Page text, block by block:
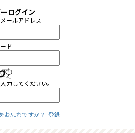
ログイン
ールアドレス
ド
力してください。
お忘れですか？ 登録